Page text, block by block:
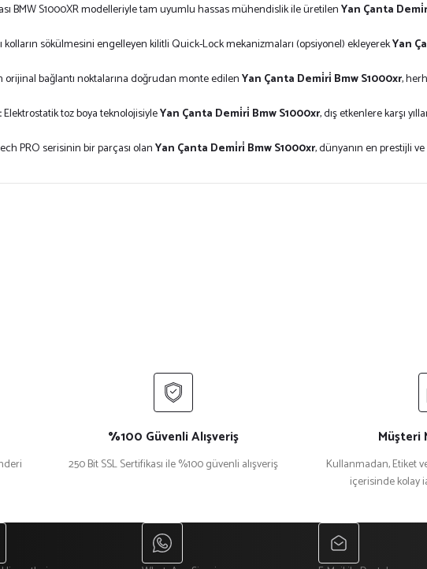
BMW S1000XR modelleriyle tam uyumlu hassas mühendislik ile üretilenYan Çanta
kolların sökülmesini engelleyen kilitli Quick-Lock mekanizmaları (opsiyonel) ekleyerekYan
orijinal bağlantı noktalarına doğrudan monte edilenYan Çanta Demi̇ri̇ Bmw S1000xr,
Elektrostatik toz boya teknolojisiyleYan Çanta Demi̇ri̇ Bmw S1000xr, dış etkenlere karşı
PRO serisinin bir parçası olanYan Çanta Demi̇ri̇ Bmw S1000xr, dünyanın en prestijli
%100 Güvenli Alışveriş
250 Bit SSL Sertifikası ile %100 güvenli alışveriş
Müşteri
Kullanmadan, Etiket
içerisinde kolay